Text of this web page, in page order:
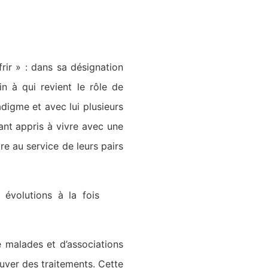
» : dans sa désignation
à qui revient le rôle de
et avec lui plusieurs
appris à vivre avec une
au service de leurs pairs
évolutions à la fois
et d’associations
des traitements. Cette